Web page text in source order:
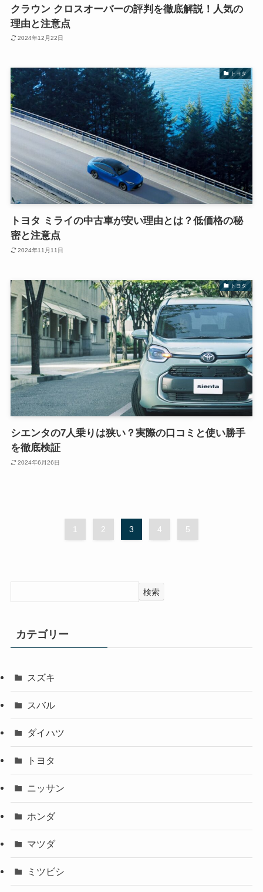
クラウン クロスオーバーの評判を徹底解説！人気の
理由と注意点
2024年12月22日
トヨタ
トヨタ ミライの中古車が安い理由とは？低価格の秘
密と注意点
2024年11月11日
トヨタ
シエンタの7人乗りは狭い？実際の口コミと使い勝手
を徹底検証
2024年6月26日
1 2 3 4 5
検索
カテゴリー
スズキ
スバル
ダイハツ
トヨタ
ニッサン
ホンダ
マツダ
ミツビシ